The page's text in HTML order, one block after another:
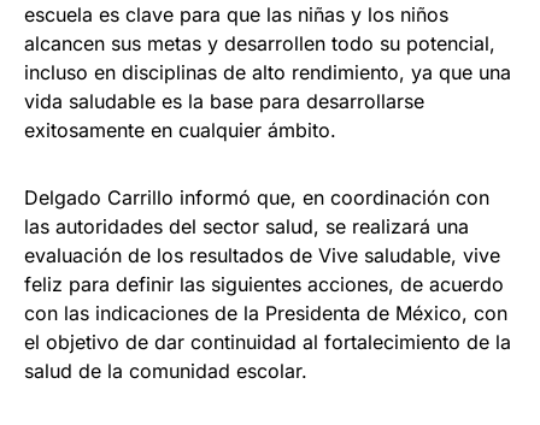
escuela es clave para que las niñas y los niños
alcancen sus metas y desarrollen todo su potencial,
incluso en disciplinas de alto rendimiento, ya que una
vida saludable es la base para desarrollarse
exitosamente en cualquier ámbito.
Delgado Carrillo informó que, en coordinación con
las autoridades del sector salud, se realizará una
evaluación de los resultados de Vive saludable, vive
feliz para definir las siguientes acciones, de acuerdo
con las indicaciones de la Presidenta de México, con
el objetivo de dar continuidad al fortalecimiento de la
salud de la comunidad escolar.